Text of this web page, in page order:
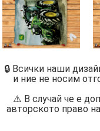
🔒 Всички наши
и ние не носим
⚠️ В случай че е
авторското право